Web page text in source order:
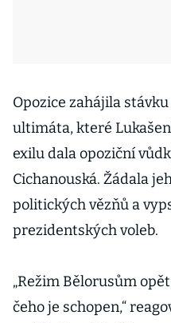
Opozice zahájila
ultimáta, které
exilu dala opoziční
Cichanouská. Žádala
politických vězňů a
prezidentských voleb.
„Režim Bělorusům
čeho je schopen,“